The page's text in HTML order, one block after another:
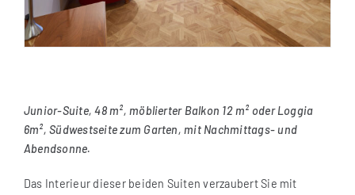
Junior-Suite, 48 m², möblierter Balkon 12 m² oder Loggia
6m², Südwestseite zum Garten, mit Nachmittags- und
Abendsonne.
Das Interieur dieser beiden Suiten verzaubert Sie mit